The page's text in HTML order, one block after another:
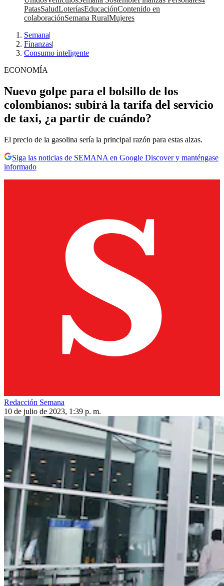
PatasSaludLoteríasEducaciónContenido en
colaboraciónSemana RuralMujeres
Semana|
Finanzas|
Consumo inteligente
ECONOMÍA
Nuevo golpe para el bolsillo de los
colombianos: subirá la tarifa del servicio
de taxi, ¿a partir de cuándo?
El precio de la gasolina sería la principal razón para estas alzas.
Siga las noticias de SEMANA en Google Discover y manténgase
informado
Redacción Semana
10 de julio de 2023, 1:39 p. m.